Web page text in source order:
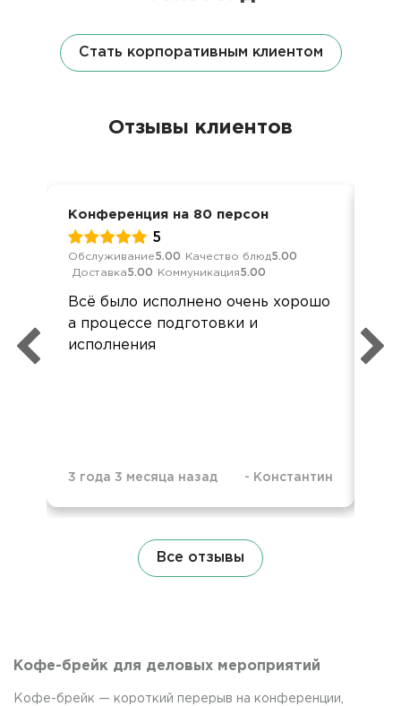
Стать корпоративным клиентом
Отзывы клиентов
Конференция на 80 персон
5
Обслуживание5.00 Качество блюд5.00
Доставка5.00 Коммуникация5.00
Всё было исполнено очень хорошо
а процессе подготовки и
исполнения
3 года 3 месяца назад - Константин
Все отзывы
Кофе-брейк для деловых мероприятий
Кофе-брейк — короткий перерыв на конференции,